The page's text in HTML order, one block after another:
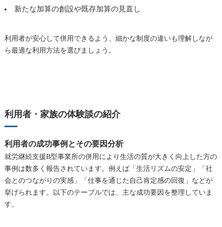
新たな加算の創設や既存加算の見直し
利用者が安心して併用できるよう、細かな制度の違いも理解しなが
ら最適な利用方法を選びましょう。
利用者・家族の体験談の紹介
利用者の成功事例とその要因分析
就労継続支援B型事業所の併用により生活の質が大きく向上した方の
事例は数多く報告されています。例えば「生活リズムの安定」「社
会とのつながりの実感」「仕事を通じた自己肯定感の回復」などが
挙げられます。以下のテーブルでは、主な成功要因を整理していま
す。